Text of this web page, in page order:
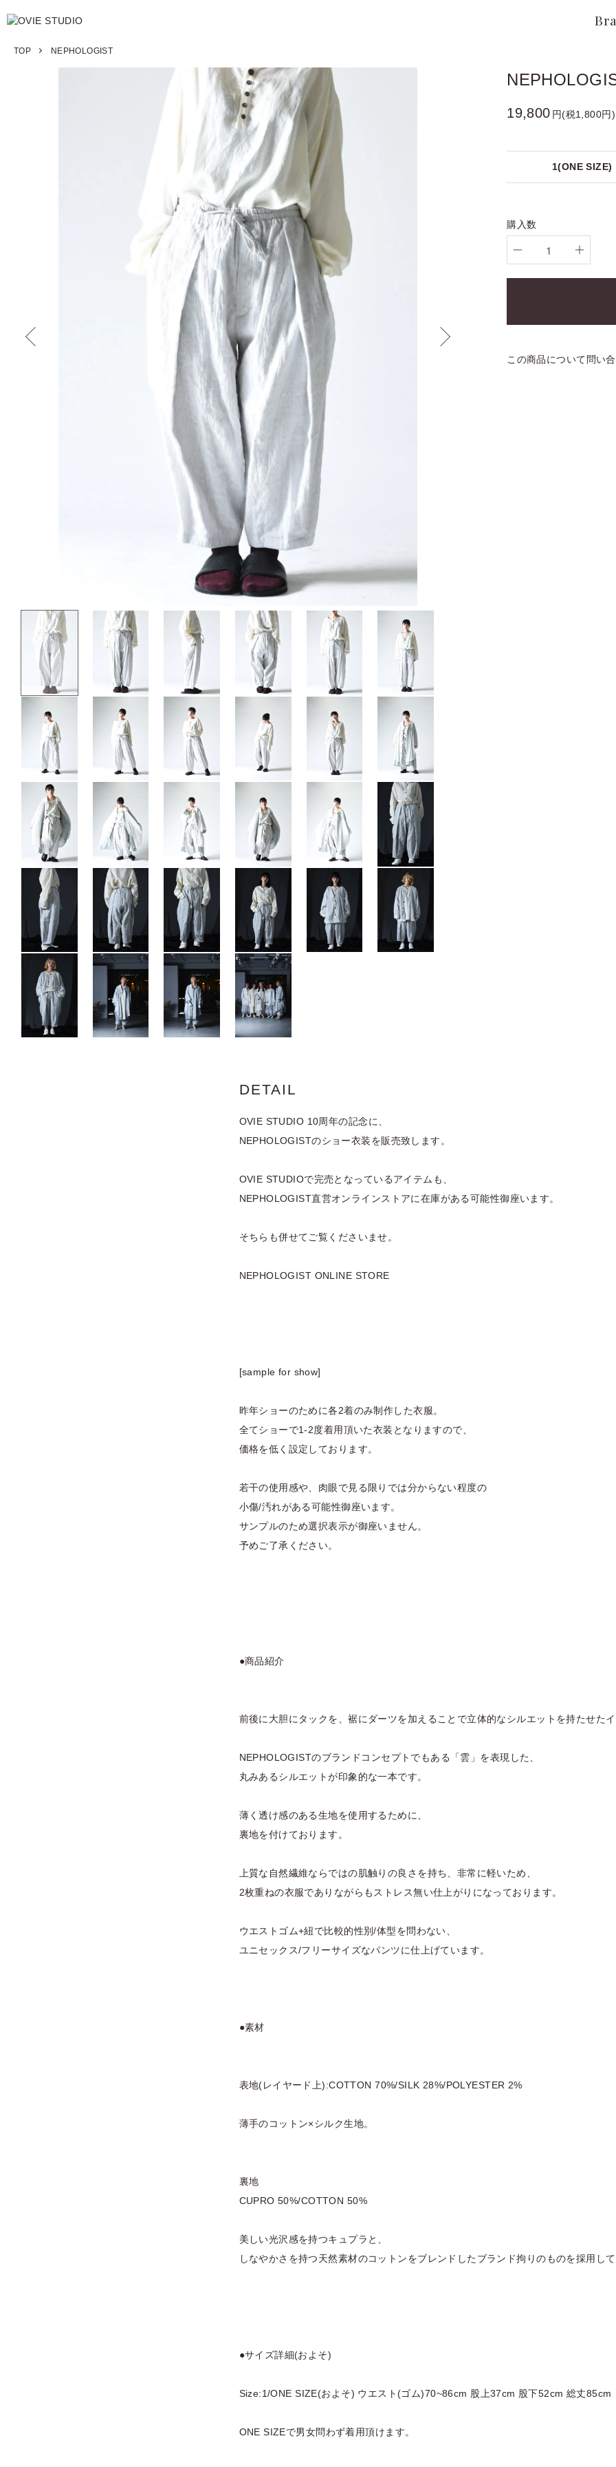
TOP NEPHOLOGIST
19,800 円(税1,800円)
1(ONE SIZE)
購入数
この商品について問い
DETAIL
OVIE STUDIO 10周年の記念に、
NEPHOLOGISTのショー衣装を販売致します。
OVIE STUDIOで完売となっているアイテムも、
NEPHOLOGIST直営オンラインストアに在庫がある可能性御座います。
そちらも併せてご覧くださいませ。
NEPHOLOGIST ONLINE STORE
[sample for show]
昨年ショーのために各2着のみ制作した衣服。
全てショーで1-2度着用頂いた衣装となりますので、
価格を低く設定しております。
若干の使用感や、肉眼で見る限りでは分からない程度の
小傷/汚れがある可能性御座います。
サンプルのため選択表示が御座いません。
予めご了承ください。
●商品紹介
前後に大胆にタックを、裾にダーツを加えることで立体的なシルエットを持たせた
NEPHOLOGISTのブランドコンセプトでもある「雲」を表現した、
丸みあるシルエットが印象的な一本です。
薄く透け感のある生地を使用するために、
裏地を付けております。
上質な自然繊維ならではの肌触りの良さを持ち、非常に軽いため、
2枚重ねの衣服でありながらもストレス無い仕上がりになっております。
ウエストゴム+紐で比較的性別/体型を問わない、
ユニセックス/フリーサイズなパンツに仕上げています。
●素材
表地(レイヤード上):COTTON 70%/SILK 28%/POLYESTER 2%
薄手のコットン×シルク生地。
裏地
CUPRO 50%/COTTON 50%
美しい光沢感を持つキュプラと、
しなやかさを持つ天然素材のコットンをブレンドしたブランド拘りのものを採用し
●サイズ詳細(およそ)
Size:1/ONE SIZE(およそ) ウエスト(ゴム)70~86cm 股上37cm 股下52cm 総丈85cm
ONE SIZEで男女問わず着用頂けます。